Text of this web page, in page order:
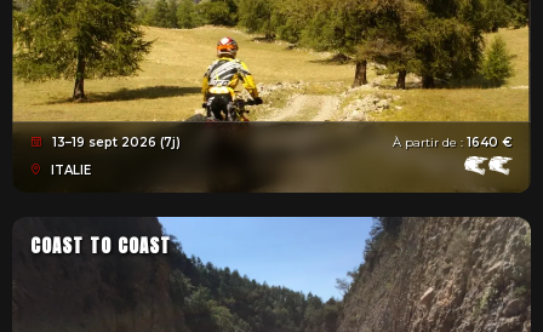
13–19 sept 2026 (7j)
ITALIE
À partir de :1640 €
COAST TO COAST